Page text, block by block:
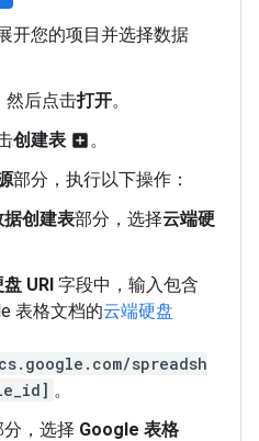
开您的项目并选择数据
然后点击打开。
创建表 add_box 。
部分，执行以下操作：
创建表部分，选择云端硬
URI 字段中，输入包含
表格文档的云端硬盘
spreadsh
。
分，选择 Google 表格